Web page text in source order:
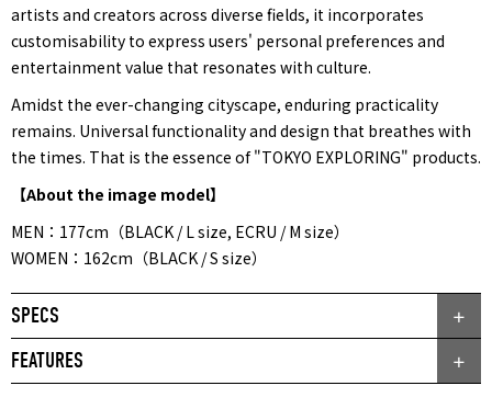
artists and creators across diverse fields, it incorporates
customisability to express users' personal preferences and
entertainment value that resonates with culture.
Amidst the ever-changing cityscape, enduring practicality
remains. Universal functionality and design that breathes with
the times. That is the essence of "TOKYO EXPLORING" products.
【About the image model】
MEN：177cm（BLACK / L size, ECRU / M size）
WOMEN：162cm（BLACK / S size）
SPECS
FEATURES